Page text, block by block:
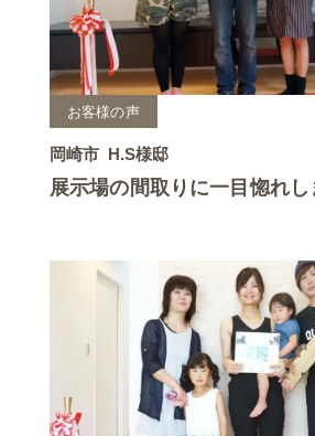
お客様の声
岡崎市 H.S様邸
展示場の間取りに一目惚れし